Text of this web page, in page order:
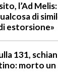
l’Ad
di
estorsione»
131,
morto un